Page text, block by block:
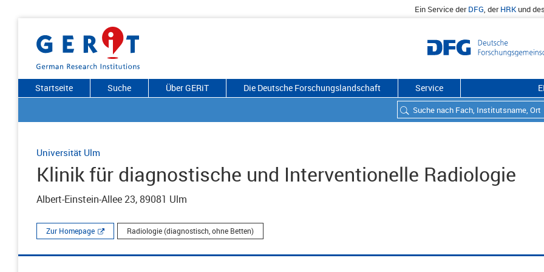
Ein Service derDFG, derHRKund
Startseite Suche Über GERiT Die Deutsche Forschungslandschaft Service
Universität Ulm
Klinik für diagnostische und Interventionelle Radiologie
Albert-Einstein-Allee 23, 89081 Ulm
Zur Homepage Radiologie (diagnostisch, ohne Betten)